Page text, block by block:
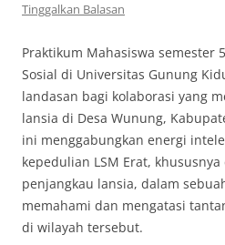
Tinggalkan Balasan
Praktikum Mahasiswa semester
Sosial di Universitas Gunung
landasan bagi kolaborasi yang
lansia di Desa Wunung,
ini menggabungkan energi
kepedulian LSM Erat,
penjangkau lansia, dalam
memahami dan mengatasi
di wilayah tersebut.